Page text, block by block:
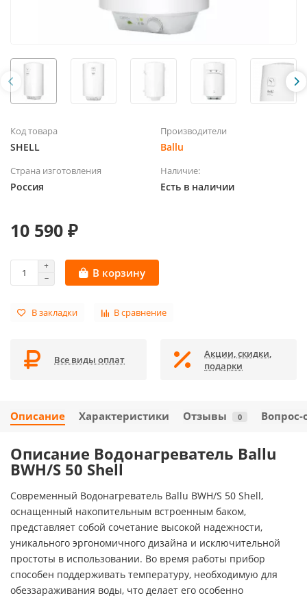
Код товара
SHELL
Производители
Ballu
Страна изготовления
Россия
Наличие:
Есть в наличии
10 590 ₽
В корзину
В закладки В сравнение
Все виды оплат
Акции, скидки,
подарки
Описание Характеристики Отзывы 0 Вопрос-
Описание Водонагреватель Ballu
BWH/S 50 Shell
Современный Водонагреватель Ballu BWH/S 50 Shell,
оснащенный накопительным встроенным баком,
представляет собой сочетание высокой надежности,
уникального эргономичного дизайна и исключительной
простоты в использовании. Во время работы прибор
способен поддерживать температуру, необходимую для
обеззараживания воды, что делает его особенно